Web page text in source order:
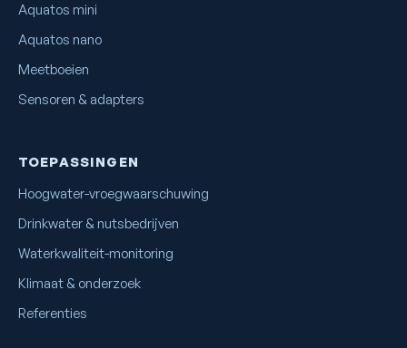
Aquatos mini
Aquatos nano
Meetboeien
Sensoren & adapters
TOEPASSINGEN
Hoogwater-vroegwaarschuwing
Drinkwater & nutsbedrijven
Waterkwaliteit-monitoring
Klimaat & onderzoek
Referenties